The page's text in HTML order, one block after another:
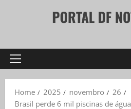
PORTAL DF
Primary
Home
2025 novembro
26
Brasil perde 6 mil piscinas de